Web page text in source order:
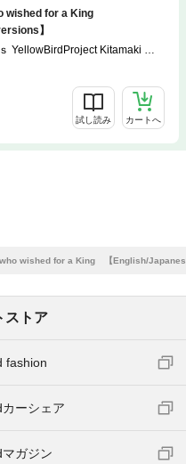
wished for a King
】
YellowBirdProject Kitamaki Ｔ
試し読み カートへ
wished for a King 【English/
ストア
fashion
カーシェア
マガジン